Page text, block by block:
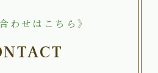
わせはこちら》